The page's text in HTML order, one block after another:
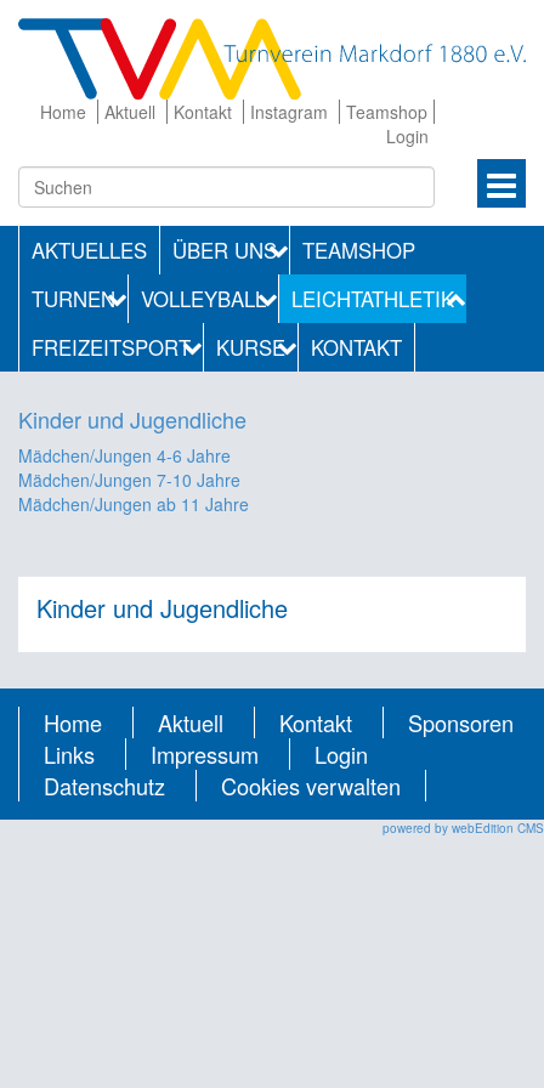
Home Aktuell Kontakt Instagram
Teamshop
Login
AKTUELLES ÜBER UNS
TEAMSHOP
TURNEN
VOLLEYBALL
LEICHTATHLETIK
FREIZEITSPORT
KURSE KONTAKT
Kinder und Jugendliche
Mädchen/Jungen 4-6 Jahre
Mädchen/Jungen 7-10 Jahre
Mädchen/Jungen ab 11 Jahre
Kinder und Jugendliche
Home Aktuell Kontakt
Sponsoren
Links
Impressum
Login
Datenschutz
Cookies verwalten
powered by webEdition CMS